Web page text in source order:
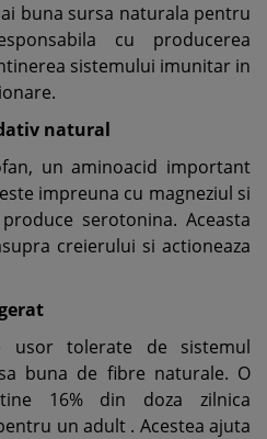
buna sursa naturala pentru
cu producerea
sistemului imunitar in
natural
un aminoacid important
impreuna cu magneziul si
serotonina. Aceasta
creierului si actioneaza
usor tolerate de sistemul
buna de fibre naturale. O
16% din doza zilnica
un adult . Acestea ajuta